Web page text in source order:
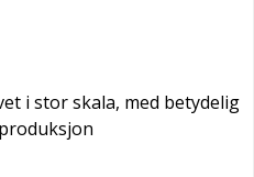
i stor skala, med betydelig